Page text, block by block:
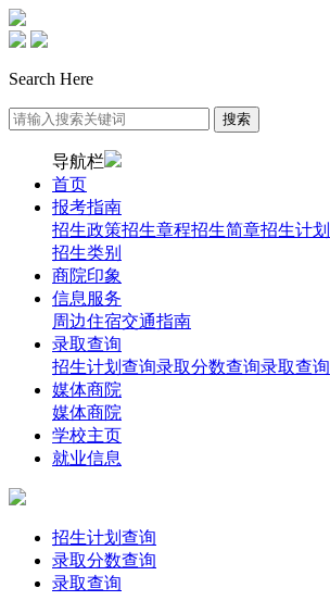
Search Here
导航栏
首页
报考指南
招生政策招生章程招生简章招生计划
招生类别
商院印象
信息服务
周边住宿交通指南
录取查询
招生计划查询录取分数查询录取查询
媒体商院
媒体商院
学校主页
就业信息
招生计划查询
录取分数查询
录取查询